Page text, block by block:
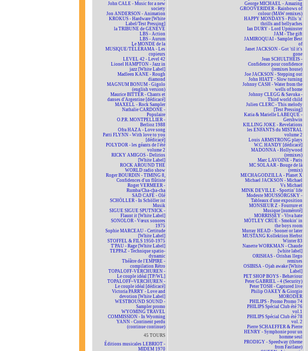
John CALE - Music for a new
society
Jon ANDERSON - Animation
KROKUS - Hardware [White
Label/Test Pressing]
la TRIBUNE de GENÈVE
LBS - Action
LBS - Aurum
Le MONDE de la
MUSIQUE/TÉLÉRAMA - Les
copieurs
LEVEL 42 - Level 42
Lionel HAMPTON - Jazz in
jazz [White Label]
Madleen KANE - Rough
diamond
MAGNUM BONUM - Gigolo
(english version)
Maurice BITTER - Chants et
danses d'Argentine [dédicacé]
MAXELL - Rock Sampler
Nathalie CARDONE -
Populaire
O.P.R. MONTPELLIER -
Berlioz 1988
Ofra HAZA - Love song
Patti FLYNN - With love to you
[dédicacé]
POLYDOR - les géants de l'été
volume 2
RICKY AMIGOS - Delirios
[White Label]
ROCK AROUND THE
WORLD radio show
Roger BOURDIN - TIMING 8,
Confidences d'un flûtiste
Roger VERMEER -
Rumba/Cha-cha-cha
SAD CAFÉ - Olé
SCHÖLLER - In Schöller ist
Musik
SIGUE SIGUE SPUTNICK -
Flaunt it [White Label]
SONOLOR - Vœux sonores
1975
Sophie MARCEAU - Certitude
[White Label]
STOFFEL & FILS 1950-1975
T'PAU - Rage [White Label]
TEPPAZ - Technique spatio-
dynamic
Théâtre de l'EMPIRE -
compilation Rétro
TOPALOFF-VERCHUREN -
Le couple idéal [TP/WL]
TOPALOFF~VERCHUREN -
Le couple idéal [dédicacé]
Victoria PARRY - Love and
devotion [White Label]
WESTBOUND SOUND -
Sampler promo
WYOMING TRAVEL
COMMISSION - In Wyoming
YANN - Continent perdu
(continue continue)
45 TOURS
Éditions musicales LEBRIOT -
MIDEM 1970
George MICHAEL - Amazing
GROOVERIDER - Rainbows of
colour (MAW remixes)
HAPPY MONDAYS - Pills 'n'
thrills and bellyaches
Ian DURY - Lord Upminster
JAM - The gift
JAMIROQUAI - Sampler Best
of
Janet JACKSON - Got 'til it's
gone
Jean SCHULTHEIS -
Confidence pour confidence
(remixes house)
Joe JACKSON - Stepping out
John HIATT - Slow turning
Johnny CASH - Water from the
wells of home
Johnny CLEGG & Savuka -
Third world child
Julien CLERC - This melody
[Test Pressing]
Katia & Marielle LABEQUE -
Gershwin
KILLING JOKE - Revelations
les ENFANTS du MISTRAL
volume 2
Louis ARMSTRONG plays
W.C. HANDY [dédicacé]
MADONNA - Hollywood
(remixes)
Marc LAVOINE - Paris
MC SOLAAR - Bouge de là
(remix)
MECHAGODZILLA - Planet X
Michael JACKSON - Michael
Vs Michael
MINK DEVILLE - Sportin' life
Modeste MOUSSORGSKY -
Tableaux d'une exposition
MONSIEUR Z - Fourrure et
Musique [numéroté]
MORRISSEY - Viva hate
MÖTLEY CRÜE - Smokin' in
the boys room
Murray HEAD - Sooner or later
MUSTANG Kollektion Herbst
Winter 83
Nanette WORKMAN - Chaude
[white label]
ORISHAS - Orishas llego
remixes
OSIBISA - Ojah awake [White
Label]
PET SHOP BOYS - Behaviour
Peter GABRIEL - 4 (Security)
Peter TOSH - Captured live
Philip OAKEY & Giorgio
MORODER
PHILIPS - Promo Promo 74
PHILIPS Spécial Club été 76
vol.1
PHILIPS Spécial Club été 78
vol. 2
Pierre SCHAEFFER & Pierre
HENRY - Symphonie pour un
homme seul
PRODIGY - Speedway (theme
from Fastlane)